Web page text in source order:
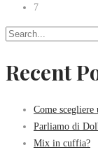
7
Recent
Come scegliere
Parliamo di
Mix in cuffia?